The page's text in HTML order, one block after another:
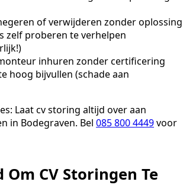
of verwijderen zonder oplossing
zelf proberen te verhelpen
inhuren zonder certificering
hoog bijvullen (schade aan
Laat cv storing altijd over aan
in Bodegraven. Bel 085 800 4449voor
CV Storingen Te